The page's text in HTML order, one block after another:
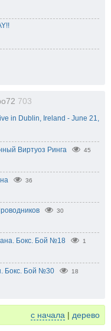
703
in Dublin, Ireland - June 21,
Виртуоз Ринга 45
36
30
Бокс. Бой №18 1
Бокс. Бой №30 18
с начала | дерево